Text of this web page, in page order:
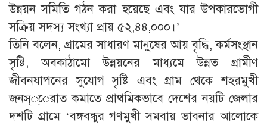
উন্নয়ন সমিতি গঠন করা হয়েছে এবং যার উপকারভোগী
সক্রিয় সদস্য সংখ্যা প্রায় ৫২,৪৪,০০০।’
তিনি বলেন, গ্রামের সাধারণ মানুষের আয় বৃদ্ধি, কর্মসংস্থান
সৃষ্টি, অবকাঠামো উন্নয়নের মাধ্যমে উন্নত গ্রামীণ
জীবনযাপনের সুযোগ সৃষ্টি এবং গ্রাম থেকে শহরমুখী
জনস্্েরাত কমাতে প্রাথমিকভাবে দেশের নয়টি জেলার
দশটি গ্রামে ‘বঙ্গবন্ধুর গণমুখী সমবায় ভাবনার আলোকে